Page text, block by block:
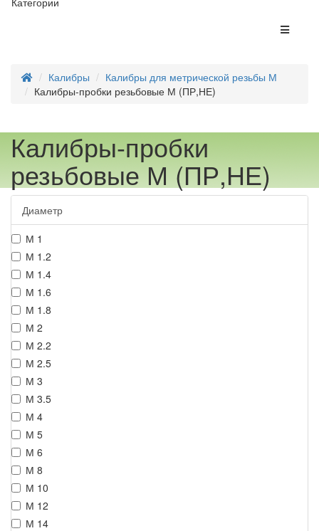
Калибры
Калибры для метрической резьбы М
Калибры-пробки резьбовые М (ПР,НЕ)
Калибры-пробки
резьбовые М (ПР,НЕ)
Диаметр
М 1
М 1.2
М 1.4
М 1.6
М 1.8
М 2
М 2.2
М 2.5
М 3
М 3.5
М 4
М 5
М 6
М 8
М 10
М 12
М 14